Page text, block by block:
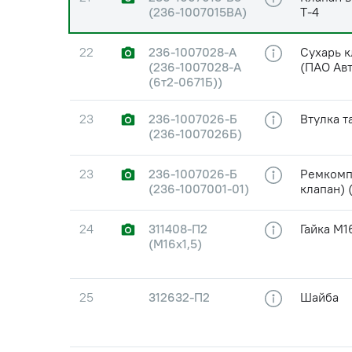
(236-1007015ВА)
Т-4
22
236-1007028-А
(236-1007028-А
(6т2-0671Б))
Сухарь
(ПАО
23
236-1007026-Б
(236-1007026Б)
Втулка
23
236-1007026-Б
(236-1007001-01)
клапан)
24
311408-П2
(М16х1,5)
Гайка
25 312632-П2 Шайба